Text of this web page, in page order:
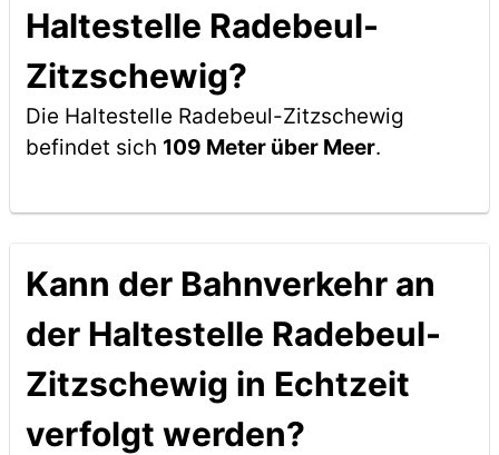
Haltestelle Radebeul-
Zitzschewig?
Die Haltestelle Radebeul-Zitzschewig
befindet sich 109 Meter über Meer.
Kann der Bahnverkehr an
der Haltestelle Radebeul-
Zitzschewig in Echtzeit
verfolgt werden?